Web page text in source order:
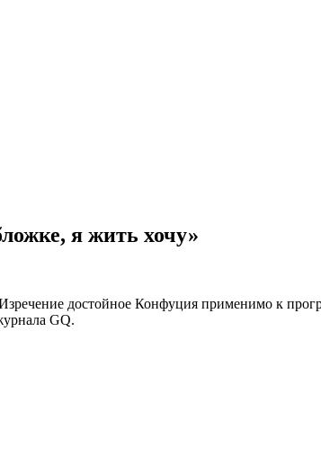
я жить хочу»
достойное Конфуция применимо к
GQ.